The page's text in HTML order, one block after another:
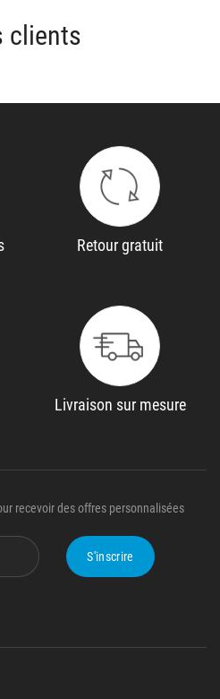
clients
Retour gratuit
Livraison sur mesure
recevoir des offres personnalisées
S'inscrire